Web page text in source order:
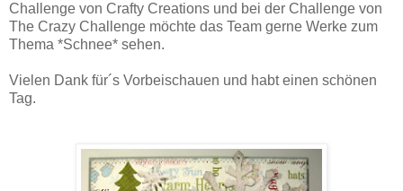
Challenge von Crafty Creations und bei der Challenge von
The Crazy Challenge möchte das Team gerne Werke zum
Thema *Schnee* sehen.
Vielen Dank für´s Vorbeischauen und habt einen schönen
Tag.